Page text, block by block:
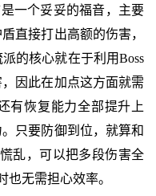
一个妥妥的福音，主要
直接打出高额的伤害，
的核心就在于利用Boss
因此在加点这方面就需
有恢复能力全部提升上
只要防御到位，就算和
乱，可以把多段伤害全
也无需担心效率。